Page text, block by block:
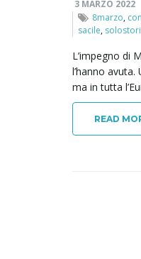
3 MARZO 2022
8marzo,
sacile,
L’impegno di
l’hanno
ma in tutta
READ